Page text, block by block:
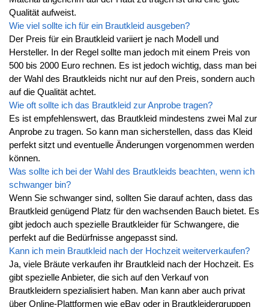
Qualität aufweist.
Wie viel sollte ich für ein Brautkleid ausgeben?
Der Preis für ein Brautkleid variiert je nach Modell und
Hersteller. In der Regel sollte man jedoch mit einem Preis von
500 bis 2000 Euro rechnen. Es ist jedoch wichtig, dass man bei
der Wahl des Brautkleids nicht nur auf den Preis, sondern auch
auf die Qualität achtet.
Wie oft sollte ich das Brautkleid zur Anprobe tragen?
Es ist empfehlenswert, das Brautkleid mindestens zwei Mal zur
Anprobe zu tragen. So kann man sicherstellen, dass das Kleid
perfekt sitzt und eventuelle Änderungen vorgenommen werden
können.
Was sollte ich bei der Wahl des Brautkleids beachten, wenn ich
schwanger bin?
Wenn Sie schwanger sind, sollten Sie darauf achten, dass das
Brautkleid genügend Platz für den wachsenden Bauch bietet. Es
gibt jedoch auch spezielle Brautkleider für Schwangere, die
perfekt auf die Bedürfnisse angepasst sind.
Kann ich mein Brautkleid nach der Hochzeit weiterverkaufen?
Ja, viele Bräute verkaufen ihr Brautkleid nach der Hochzeit. Es
gibt spezielle Anbieter, die sich auf den Verkauf von
Brautkleidern spezialisiert haben. Man kann aber auch privat
über Online-Plattformen wie eBay oder in Brautkleidergruppen